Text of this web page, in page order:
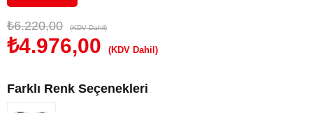
₺6.220,00 (KDV Dahil)
₺4.976,00 (KDV Dahil)
Farklı Renk Seçenekleri